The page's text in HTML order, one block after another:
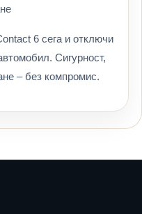
6 сега и отключи
Сигурност,
– без компромис.